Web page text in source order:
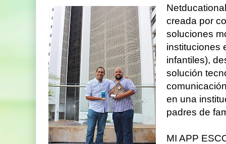
creada por
soluciones
instituciones
infantiles),
solución
en una
padres de
MI APP